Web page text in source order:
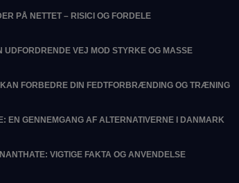
PÅ NETTET – RISICI OG FORDELE
UDFORDRENDE VEJ MOD STYRKE OG MASSE
FORBEDRE DIN FEDTFORBRÆNDING OG TRÆNING
EN GENNEMGANG AF ALTERNATIVERNE I DANMARK
VIGTIGE FAKTA OG ANVENDELSE